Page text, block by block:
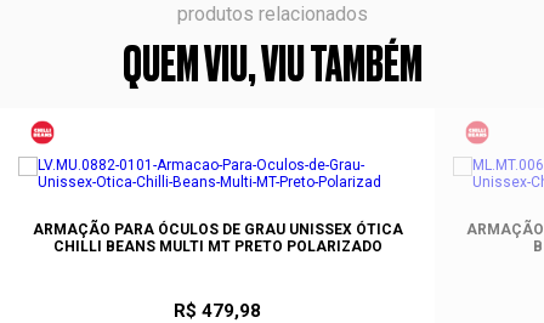
produtos relacionados
QUEM VIU, VIU TAMBÉM
ARMAÇÃO PARA ÓCULOS DE GRAU UNISSEX ÓTICA
CHILLI BEANS MULTI MT PRETO POLARIZADO
R$ 479,98